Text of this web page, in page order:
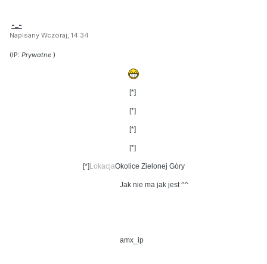
-_-
Napisany Wczoraj, 14:34
(IP: Prywatne )
[*]
[*]
[*]
[*]
[*] LokacjaOkolice Zielonej Góry
Jak nie ma jak jest ^^
amx_ip